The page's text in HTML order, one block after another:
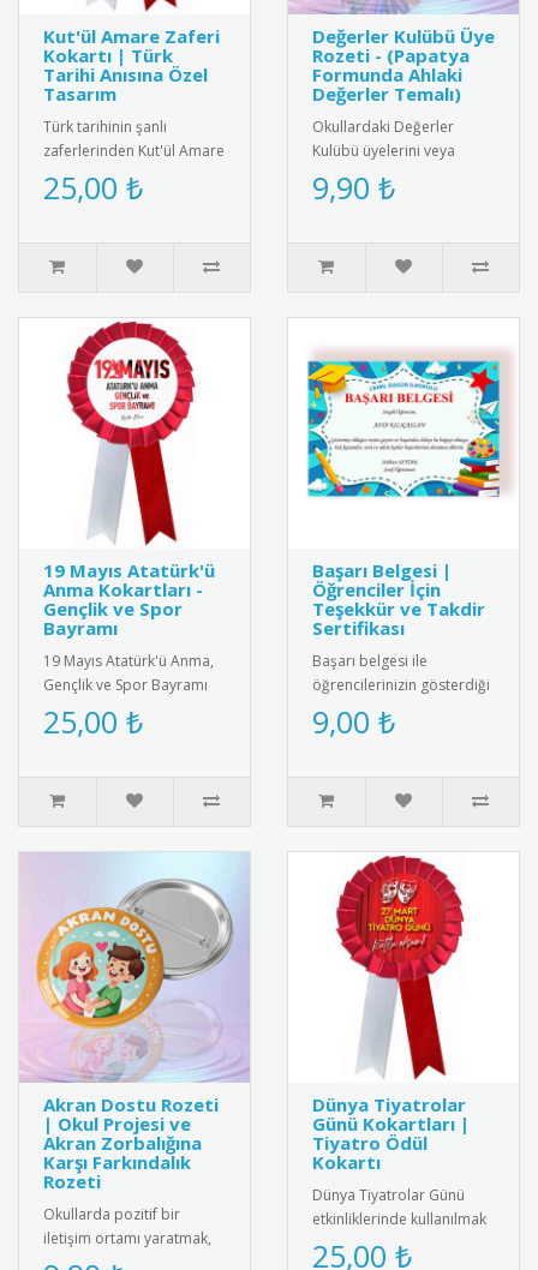
Kut'ül Amare Zaferi
Kokartı | Türk
Tarihi Anısına Özel
Tasarım
Türk tarihinin şanlı
zaferlerinden Kut'ül Amare
muharebesinin anısına
özel tasarlanmış kokart.
25,00 ₺
Değerler Kulübü Üye
Rozeti - (Papatya
Formunda Ahlaki
Değerler Temalı)
Okullardaki Değerler
Kulübü üyelerini veya
değerler eğitiminde
başarılı olan öğrencileri
9,90 ₺
19 Mayıs Atatürk'ü
Anma Kokartları -
Gençlik ve Spor
Bayramı
19 Mayıs Atatürk'ü Anma,
Gençlik ve Spor Bayramı
için özel tasarım kokart
seti. Yüksek kaliteli meta..
25,00 ₺
Başarı Belgesi |
Öğrenciler İçin
Teşekkür ve Takdir
Sertifikası
Başarı belgesi ile
öğrencilerinizin gösterdiği
gayreti ve başarıyı
ödüllendirin. Eğitimde
9,00 ₺
Akran Dostu Rozeti
| Okul Projesi ve
Akran Zorbalığına
Karşı Farkındalık
Rozeti
Okullarda pozitif bir
iletişim ortamı yaratmak,
arkadaşlık bağlarını
Dünya Tiyatrolar
Günü Kokartları |
Tiyatro Ödül
Kokartı
Dünya Tiyatrolar Günü
etkinliklerinde kullanılmak
üzere özel tasarım tiyatro
25,00 ₺